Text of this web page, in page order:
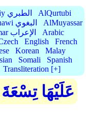
AtTabariy الطبري
AlQurtubi
AlBaghawi البغوي
AlMuyassar
Grammar الإعراب
Arabic
English
French
Korean
Malay
Somali
Spanish
Transliteration [+]
عَلَيْهَا